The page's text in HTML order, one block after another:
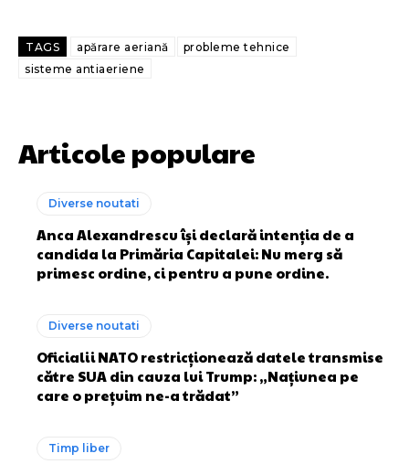
TAGS apărare aeriană
probleme tehnice
sisteme antiaeriene
Articole populare
Diverse noutati
Anca Alexandrescu își declară intenția de a
candida la Primăria Capitalei: Nu merg să
primesc ordine, ci pentru a pune ordine.
Diverse noutati
Oficialii NATO restricționează datele transmise
către SUA din cauza lui Trump: „Națiunea pe
care o prețuim ne-a trădat”
Timp liber